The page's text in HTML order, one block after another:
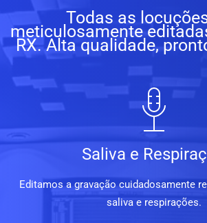
Todas as
meticulosamente
RX. Alta qualidade,
Saliva e
Editamos a gravação cuidadosamente
saliva e respirações.